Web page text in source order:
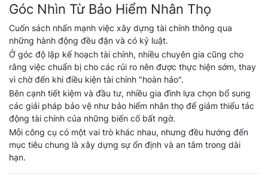
Góc Nhìn Từ Bảo Hiểm Nhân Thọ
Cuốn sách nhấn mạnh việc xây dựng tài chính thông qua
những hành động đều đặn và có kỷ luật.
Ở góc độ lập kế hoạch tài chính, nhiều chuyên gia cũng cho
rằng việc chuẩn bị cho các rủi ro nên được thực hiện sớm, thay
vì chờ đến khi điều kiện tài chính "hoàn hảo".
Bên cạnh tiết kiệm và đầu tư, nhiều gia đình lựa chọn bổ sung
các giải pháp bảo vệ như bảo hiểm nhân thọ để giảm thiểu tác
động tài chính của những biến cố bất ngờ.
Mỗi công cụ có một vai trò khác nhau, nhưng đều hướng đến
mục tiêu chung là xây dựng sự ổn định và an tâm trong dài
hạn.